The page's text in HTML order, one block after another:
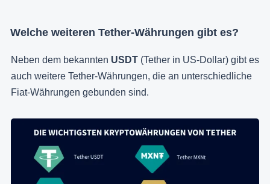
Welche weiteren Tether-Währungen gibt es?
Neben dem bekannten USDT (Tether in US-Dollar) gibt es
auch weitere Tether-Währungen, die an unterschiedliche
Fiat-Währungen gebunden sind.